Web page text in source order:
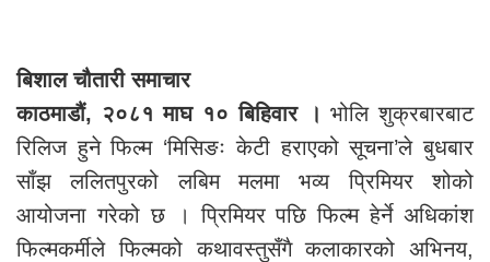
बिशाल चौतारी समाचार
काठमाडौं, २०८१ माघ १० बिहिवार ।भोलि शुक्रबारबाट
रिलिज हुने फिल्म ‘मिसिङः केटी हराएको सूचना’ले बुधबार
साँझ ललितपुरको लबिम मलमा भव्य प्रिमियर शोको
आयोजना गरेको छ । प्रिमियर पछि फिल्म हेर्ने अधिकांश
फिल्मकर्मीले फिल्मको कथावस्तुसँगै कलाकारको अभिनय,